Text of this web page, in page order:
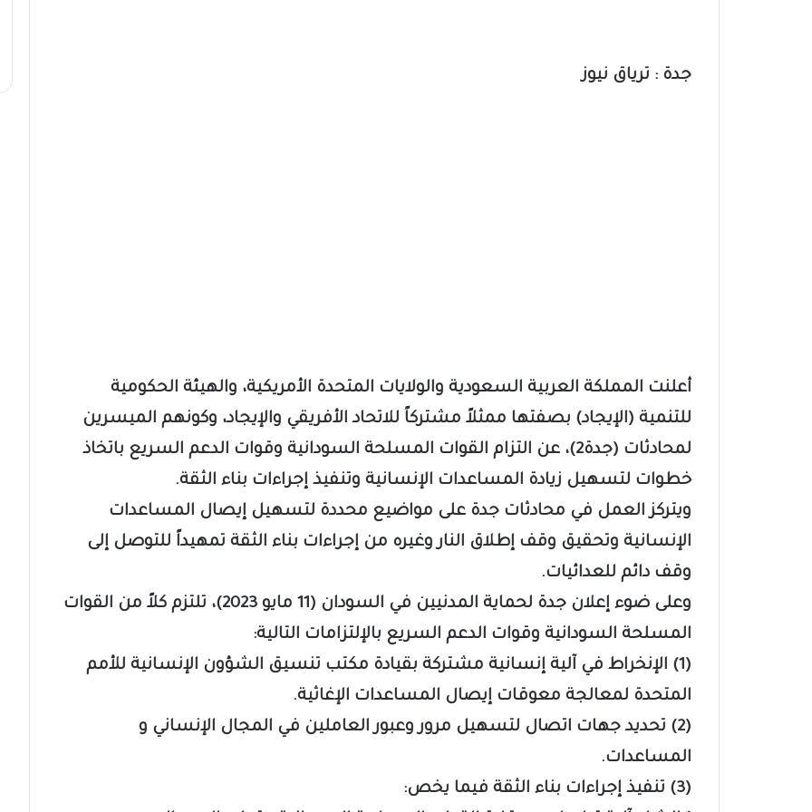
جدة : ترياق نيوز
أعلنت المملكة العربية السعودية والولايات المتحدة الأمريكية، والهيئة الحكومية
للتنمية (الإيجاد) بصفتها ممثلاً مشتركاً للاتحاد الأفريقي والإيجاد، وكونهم الميسرين
لمحادثات (جدة2)، عن التزام القوات المسلحة السودانية وقوات الدعم السريع باتخاذ
خطوات لتسهيل زيادة المساعدات الإنسانية وتنفيذ إجراءات بناء الثقة.
ويتركز العمل في محادثات جدة على مواضيع محددة لتسهيل إيصال المساعدات
الإنسانية وتحقيق وقف إطلاق النار وغيره من إجراءات بناء الثقة تمهيداً للتوصل إلى
وقف دائم للعدائيات.
وعلى ضوء إعلان جدة لحماية المدنيين في السودان (11 مايو 2023)، تلتزم كلاً من القوات
المسلحة السودانية وقوات الدعم السريع بالإلتزامات التالية:
(1) الإنخراط في آلية إنسانية مشتركة بقيادة مكتب تنسيق الشؤون الإنسانية للأمم
المتحدة لمعالجة معوقات إيصال المساعدات الإغاثية.
(2) تحديد جهات اتصال لتسهيل مرور وعبور العاملين في المجال الإنساني و
المساعدات.
(3) تنفيذ إجراءات بناء الثقة فيما يخص: